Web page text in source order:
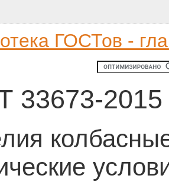
ГОСТов -
33673-2015